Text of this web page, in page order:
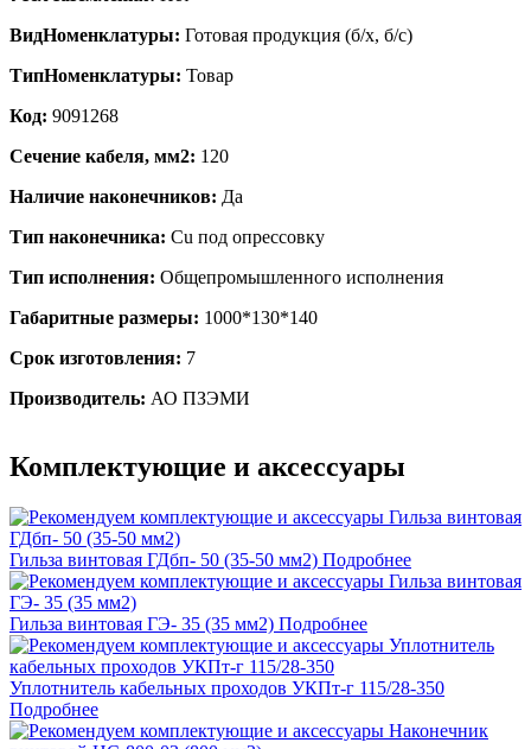
ВидНоменклатуры: Готовая продукция (б/х, б/с)
ТипНоменклатуры: Товар
Код: 9091268
Сечение кабеля, мм2: 120
Наличие наконечников: Да
Тип наконечника: Cu под опрессовку
Тип исполнения: Общепромышленного исполнения
Габаритные размеры: 1000*130*140
Срок изготовления: 7
Производитель: АО ПЗЭМИ
Комплектующие и аксессуары
Гильза винтовая ГДбп- 50 (35-50 мм2) Подробнее
Гильза винтовая ГЭ- 35 (35 мм2) Подробнее
Уплотнитель кабельных проходов УКПт-г 115/28-350
Подробнее